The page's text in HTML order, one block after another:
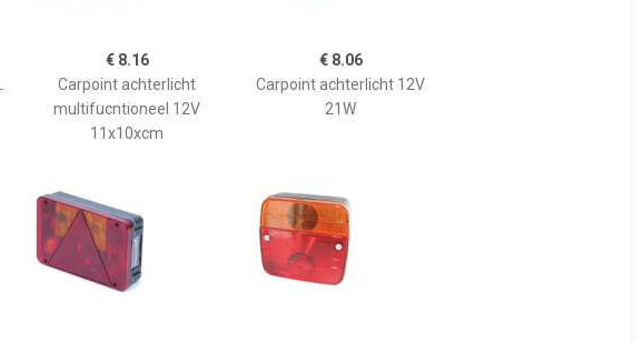
€ 8.16
Carpoint achterlicht
multifucntioneel 12V
11x10xcm
€ 8.06
Carpoint achterlicht 12V
21W